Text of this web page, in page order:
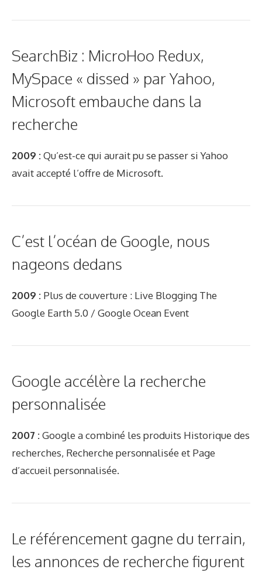
SearchBiz : MicroHoo Redux,
MySpace « dissed » par Yahoo,
Microsoft embauche dans la
recherche
2009 :Qu’est-ce qui aurait pu se passer si Yahoo
avait accepté l’offre de Microsoft.
C’est l’océan de Google, nous
nageons dedans
2009 : Plus de couverture : Live Blogging The
Google Earth 5.0 / Google Ocean Event
Google accélère la recherche
personnalisée
2007 :Google a combiné les produits Historique des
recherches, Recherche personnalisée et Page
d’accueil personnalisée.
Le référencement gagne du terrain,
les annonces de recherche figurent